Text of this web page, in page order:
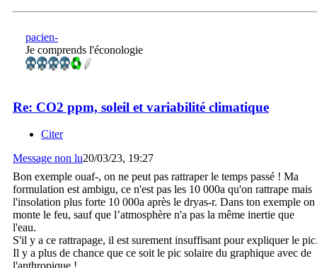
pacien-
Je comprends l'éconologie
Re: CO2 ppm, soleil et variabilité climatique
Citer
Message non lu20/03/23, 19:27
Bon exemple ouaf-, on ne peut pas rattraper le temps passé ! Ma
formulation est ambigu, ce n'est pas les 10 000a qu'on rattrape mais
l'insolation plus forte 10 000a après le dryas-r. Dans ton exemple on
monte le feu, sauf que l’atmosphère n'a pas la même inertie que
l'eau.
S'il y a ce rattrapage, il est surement insuffisant pour expliquer le
Il y a plus de chance que ce soit le pic solaire du graphique avec de